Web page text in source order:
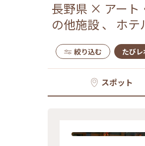
長野県 × アート
の他施設、 ホテ
絞り込む たびレ
スポット